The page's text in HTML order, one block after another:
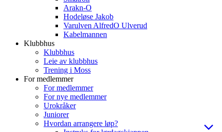
Arakn-O
Hodeløse Jakob
Varulven AlfredO Ulverud
Kabelmannen
Klubbhus
Klubbhus
Leie av klubbhus
Trening i Moss
For medlemmer
For medlemmer
For nye medlemmer
Urokråker
Juniorer
Hvordan arrangere løp?